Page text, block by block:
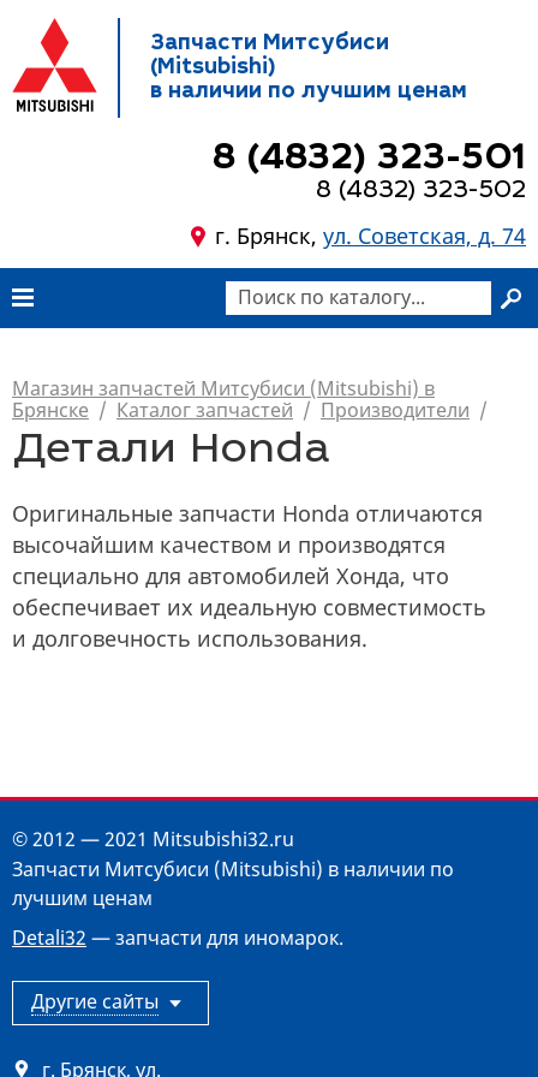
Запчасти Митсубиси
(Mitsubishi)
в наличии по лучшим ценам
8 (4832) 323-501
8 (4832) 323-502
г. Брянск, ул. Советская, д. 74
Магазин запчастей Митсубиси (Mitsubishi) в
Брянске / Каталог запчастей / Производители /
Детали Honda
Оригинальные запчасти Honda отличаются
высочайшим качеством и производятся
специально для автомобилей Хонда, что
обеспечивает их идеальную совместимость
и долговечность использования.
© 2012 — 2021 Mitsubishi32.ru
Запчасти Митсубиси (Mitsubishi) в наличии по
лучшим ценам
Detali32 — запчасти для иномарок.
Другие сайты
г. Брянск, ул.